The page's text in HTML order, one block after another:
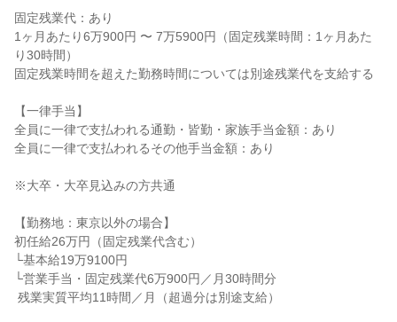
固定残業代：あり
1ヶ月あたり6万900円 〜 7万5900円（固定残業時間：1ヶ月あた
り30時間）
固定残業時間を超えた勤務時間については別途残業代を支給する
【一律手当】
全員に一律で支払われる通勤・皆勤・家族手当金額：あり
全員に一律で支払われるその他手当金額：あり
※大卒・大卒見込みの方共通
【勤務地：東京以外の場合】
初任給26万円（固定残業代含む）
└基本給19万9100円
└営業手当・固定残業代6万900円／月30時間分